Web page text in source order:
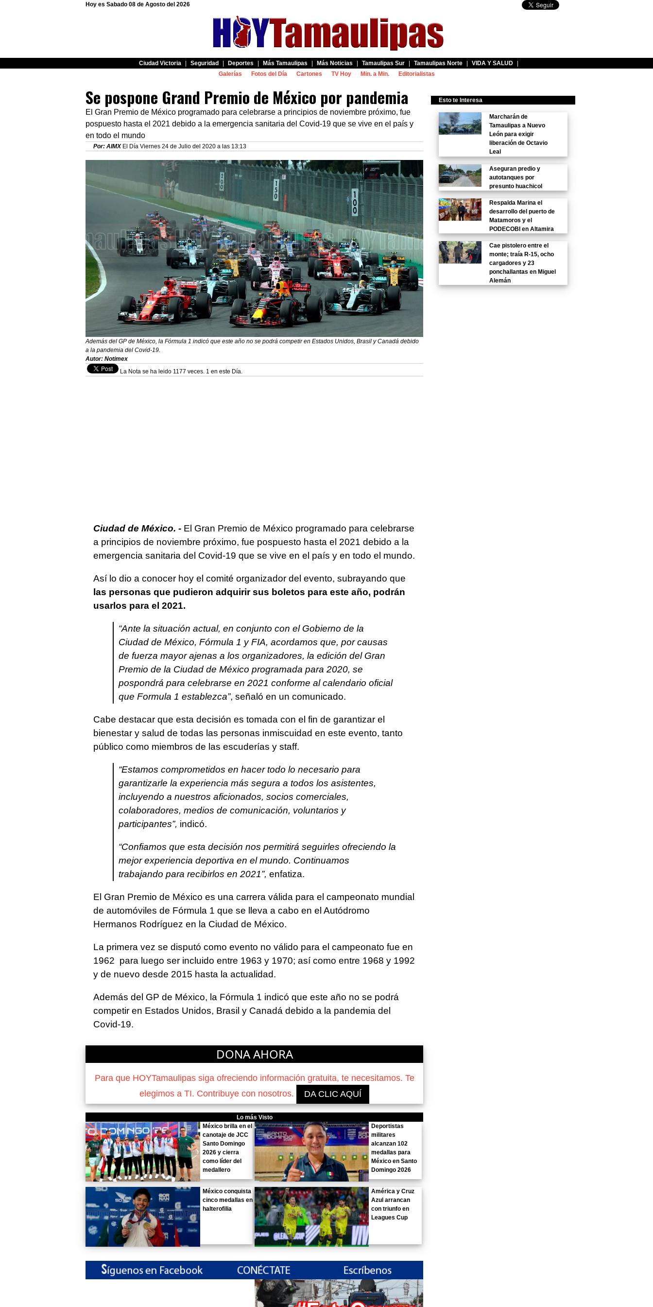
Hoy es Sabado 08 de Agosto del 2026
Ciudad Victoria Seguridad Deportes Más Tamaulipas Más Noticias Tamaulipas Sur Tamaulipas Norte VIDA Y SALUD
Galerías
Fotos del Día Cartones TV Hoy Min. a Min. Editorialistas
Se pospone Grand Premio de México por pandemia
El Gran Premio de México programado para celebrarse a principios de noviembre próximo, fue
pospuesto hasta el 2021 debido a la emergencia sanitaria del Covid-19 que se vive en el país y
en todo el mundo
Por: AIMXEl Día Viernes 24 de Julio del 2020 a las 13:13
Además del GP de México, la Fórmula 1 indicó que este año no se podrá competir en Estados Unidos, Brasil y Canadá debido
a la pandemia del Covid-19.
Autor: Notimex
La Nota se ha leido 1177 veces. 1 en este Día.
Ciudad de México. - El Gran Premio de México programado para celebrarse
a principios de noviembre próximo, fue pospuesto hasta el 2021 debido a la
emergencia sanitaria del Covid-19 que se vive en el país y en todo el mundo.
Así lo dio a conocer hoy el comité organizador del evento, subrayando que
las personas que pudieron adquirir sus boletos para este año, podrán
usarlos para el 2021.
“Ante la situación actual, en conjunto con el Gobierno de la
Ciudad de México, Fórmula 1 y FIA, acordamos que, por causas
de fuerza mayor ajenas a los organizadores, la edición del Gran
Premio de la Ciudad de México programada para 2020, se
pospondrá para celebrarse en 2021 conforme al calendario oficial
que Formula 1 establezca”, señaló en un comunicado.
Cabe destacar que esta decisión es tomada con el fin de garantizar el
bienestar y salud de todas las personas inmiscuidad en este evento, tanto
público como miembros de las escuderías y staff.
“Estamos comprometidos en hacer todo lo necesario para
garantizarle la experiencia más segura a todos los asistentes,
incluyendo a nuestros aficionados, socios comerciales,
colaboradores, medios de comunicación, voluntarios y
participantes”, indicó.
“Confiamos que esta decisión nos permitirá seguirles ofreciendo la
mejor experiencia deportiva en el mundo. Continuamos
trabajando para recibirlos en 2021”, enfatiza.
El Gran Premio de México es una carrera válida para el campeonato mundial
de automóviles de Fórmula 1 que se lleva a cabo en el Autódromo
Hermanos Rodríguez en la Ciudad de México.
La primera vez se disputó como evento no válido para el campeonato fue en
1962 para luego ser incluido entre 1963 y 1970; así como entre 1968 y 1992
y de nuevo desde 2015 hasta la actualidad.
Además del GP de México, la Fórmula 1 indicó que este año no se podrá
competir en Estados Unidos, Brasil y Canadá debido a la pandemia del
Covid-19.
DONA AHORA
Para que HOYTamaulipas siga ofreciendo información gratuita, te necesitamos. Te
elegimos a TI. Contribuye con nosotros.
DA CLIC AQUÍ
Lo más Visto
México brilla en el
canotaje de JCC
Santo Domingo
2026 y cierra
como líder del
medallero
Deportistas
militares
alcanzan 102
medallas para
México en Santo
Domingo 2026
México conquista
cinco medallas en
halterofilia
América y Cruz
Azul arrancan
con triunfo en
Leagues Cup
Esto te Interesa
Marcharán de
Tamaulipas a Nuevo
León para exigir
liberación de Octavio
Leal
Aseguran predio y
autotanques por
presunto huachicol
Respalda Marina el
desarrollo del puerto de
Matamoros y el
PODECOBI en Altamira
Cae pistolero entre el
monte; traía R-15, ocho
cargadores y 23
ponchallantas en Miguel
Alemán